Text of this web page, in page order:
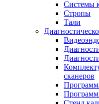
Системы
Стропы
Тали
сканеров